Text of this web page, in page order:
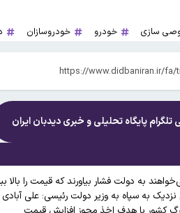
سازی خودرو خودروسازان
تلگرام پایگاه تحلیلی و خبریدیدبان ایران
به دولت فشار بیاورند که قیمت را بالا
نزدیک به سپاه به وزیر دولت رئیسی: علی